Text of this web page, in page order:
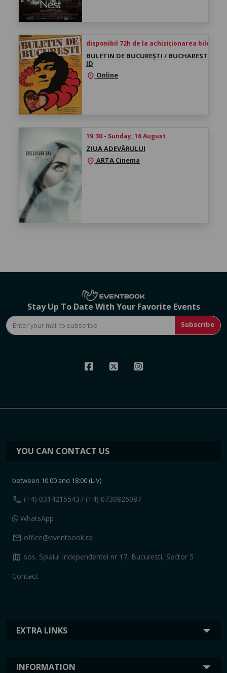
disponibil 72h de la achiziționarea biletului
BULETIN DE BUCUREȘTI / BUCHAREST
ID
location_on Online
19:30 - Sunday, 16 August
ZIUA ADEVĂRULUI
location_onARTA Cinema
Stay Up To Date With Your Favorite Events
Subscribe
EXTRA LINKS
INFORMATION
YOU CAN CONTACT US
between 10:00 and 18:00 (L-V)
call (+4) 0314215543 / (+4) 0730826087
WhatsApp
mail office@eventbook.ro
map sos. Splaiul Independentei nr 17, Bucuresti, Sector 5
Contact